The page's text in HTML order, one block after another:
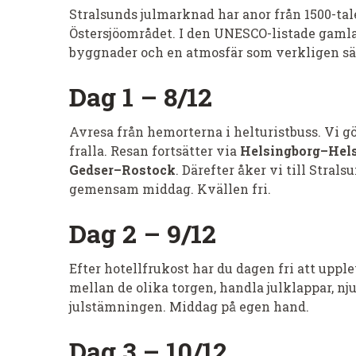
Stralsunds julmarknad har anor från 1500-
Östersjöområdet. I den UNESCO-listade
byggnader och en atmosfär som verkligen
Dag 1 – 8/12
Avresa från hemorterna i helturistbuss. Vi
fralla. Resan fortsätter via
Gedser–Rostock. Därefter åker vi till
gemensam middag. Kvällen fri.
Dag 2 – 9/12
Efter hotellfrukost har du dagen fri att
mellan de olika torgen, handla julklappar,
julstämningen. Middag på egen hand.